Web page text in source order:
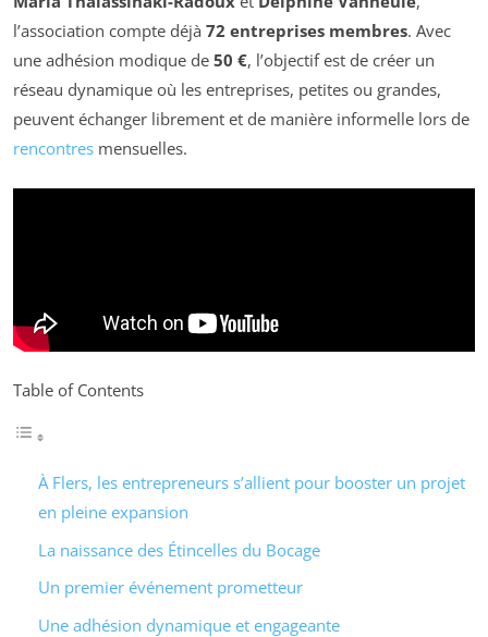
l’association compte déjà 72 entreprises membres. Avec
une adhésion modique de 50 €, l’objectif est de créer un
réseau dynamique où les entreprises, petites ou grandes,
peuvent échanger librement et de manière informelle lors de
rencontres mensuelles.
Table of Contents
À Flers, les entrepreneurs s’allient pour booster un projet
en pleine expansion
La naissance des Étincelles du Bocage
Un premier événement prometteur
Une adhésion dynamique et engageante